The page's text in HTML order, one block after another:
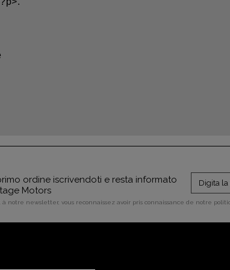
ordine iscrivendoti e resta informato
Motors
à notre newsletter, vous reconnaissez avoir pris connaissance de notre